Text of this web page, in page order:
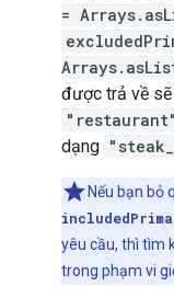
=
được trả về
"restaurant"
dạng
Nếu bạn bỏ
yêu cầu, thì tìm
trong phạm vi